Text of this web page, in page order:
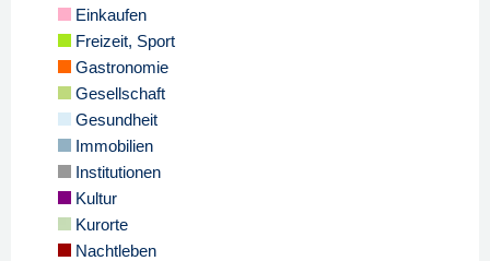
Einkaufen
Freizeit, Sport
Gastronomie
Gesellschaft
Gesundheit
Immobilien
Institutionen
Kultur
Kurorte
Nachtleben